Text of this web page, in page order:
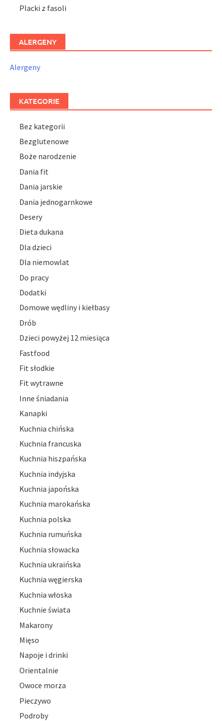
Placki z fasoli
ALERGENY
Alergeny
KATEGORIE
Bez kategorii
Bezglutenowe
Boże narodzenie
Dania fit
Dania jarskie
Dania jednogarnkowe
Desery
Dieta dukana
Dla dzieci
Dla niemowlat
Do pracy
Dodatki
Domowe wędliny i kiełbasy
Drób
Dzieci powyżej 12 miesiąca
Fastfood
Fit słodkie
Fit wytrawne
Inne śniadania
Kanapki
Kuchnia chińska
Kuchnia francuska
Kuchnia hiszpańska
Kuchnia indyjska
Kuchnia japońska
Kuchnia marokańska
Kuchnia polska
Kuchnia rumuńska
Kuchnia słowacka
Kuchnia ukraińska
Kuchnia węgierska
Kuchnia włoska
Kuchnie świata
Makarony
Mięso
Napoje i drinki
Orientalnie
Owoce morza
Pieczywo
Podroby